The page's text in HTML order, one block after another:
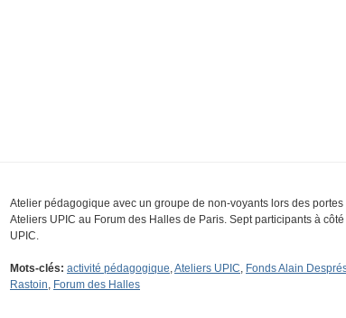
Atelier pédagogique avec un groupe de non-voyants lors des portes
Ateliers UPIC au Forum des Halles de Paris. Sept participants à
UPIC.
Mots-clés: activité pédagogique,Ateliers UPIC, Fonds Alain
Rastoin, Forum des Halles